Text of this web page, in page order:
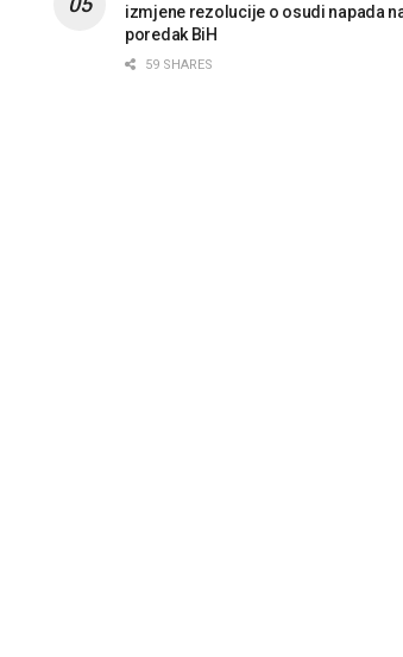
izmjene rezolucije o osudi napada
poredak BiH
59 SHARES